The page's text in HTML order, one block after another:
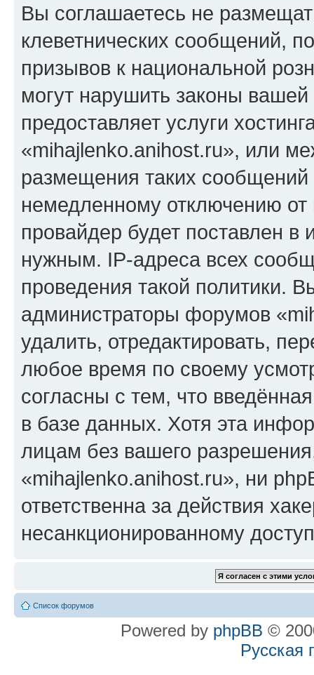
Вы соглашаетесь не
клеветнических сообщений,
призывов к национальной
могут нарушить законы
предоставляет услуги
«mihajlenko.anihost.ru», или
размещения таких
немедленному отключению
провайдер будет поставлен в
нужным. IP-адреса всех
проведения такой политики.
администраторы форумов
удалить, отредактировать,
любое время по своему
согласны с тем, что
в базе данных. Хотя эта
лицам без вашего
«mihajlenko.anihost.ru», ни
ответственна за действия
несанкционированному
Список форумов
Powered by phpBB ©
Русская